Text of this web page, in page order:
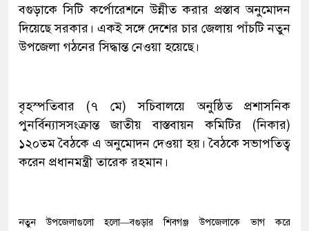
বগুড়াকে সিটি কর্পোরেশনে উন্নীত করার প্রস্তাব অনুমোদন
দিয়েছে সরকার। একই সঙ্গে দেশের চার জেলায় পাঁচটি নতুন
উপজেলা গঠনের সিদ্ধান্ত নেওয়া হয়েছে।
বৃহস্পতিবার (৭ মে) সচিবালয়ে অনুষ্ঠিত প্রশাসনিক
পুনর্বিন্যাসসংক্রান্ত জাতীয় বাস্তবায়ন কমিটির (নিকার)
১২০তম বৈঠকে এ অনুমোদন দেওয়া হয়। বৈঠকে সভাপতিত্ব
করেন প্রধানমন্ত্রী তারেক রহমান।
নতুন উপজেলাগুলো হলো—বগুড়ার শিবগঞ্জ উপজেলাকে ভাগ করে